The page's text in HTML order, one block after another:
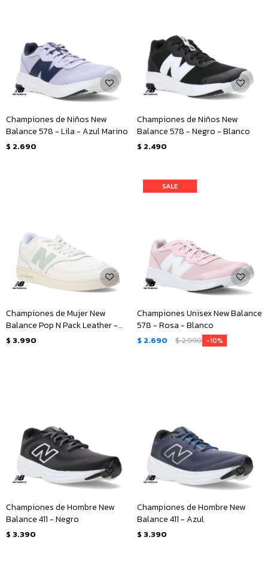
Championes de Niños New
Balance 578 - Lila - Azul Marino
$ 2.690
Championes de Niños New
Balance 578 - Negro - Blanco
$ 2.490
Championes de Mujer New
Balance Pop N Pack Leather -
Beige - Verde
$ 3.990
Championes Unisex New Balance
578 - Rosa - Blanco
$ 2.690 $2.990 10
Championes de Hombre New
Balance 411 - Negro
$ 3.390
Championes de Hombre New
Balance 411 - Azul
$ 3.390